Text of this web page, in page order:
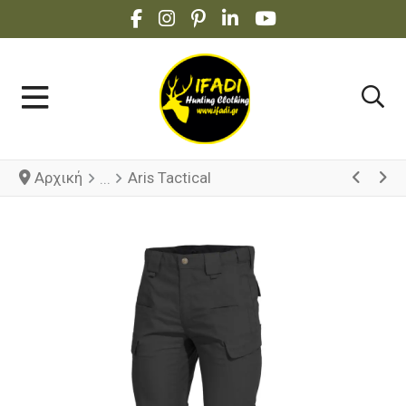
FACEBOOK SOCIAL LINK
INSTAGRAM SOCIAL LINK
PINTEREST SOCIAL LINK
LINKEDIN SOCIAL LINK
YOUTUBE SOCIAL
Αρχική Aris Tactical